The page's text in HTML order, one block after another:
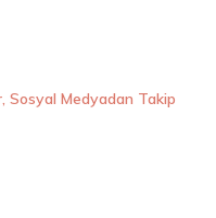
Sosyal Medyadan Takip